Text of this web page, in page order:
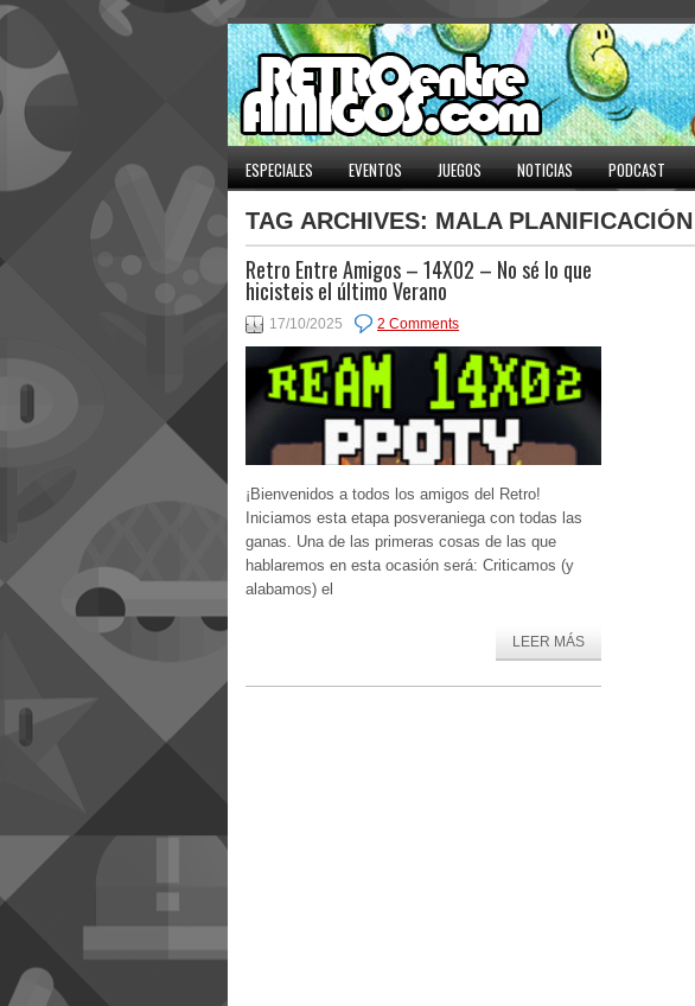
ESPECIALES EVENTOS JUEGOS NOTICIAS PODCAST
TAG ARCHIVES: MALA PLANIFICACIÓN
Retro Entre Amigos – 14X02 – No sé lo que
hicisteis el último Verano
17/10/2025 2 Comments
¡Bienvenidos a todos los amigos del Retro!
Iniciamos esta etapa posveraniega con todas las
ganas. Una de las primeras cosas de las que
hablaremos en esta ocasión será: Criticamos (y
alabamos) el
LEER MÁS